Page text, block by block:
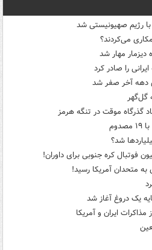
رژیم صهیونیستی شد
می‌کردند؟
مهار شد
را صادر کرد
دهه آخر صفر شد
گل‌گهر
گذرگاه موقت در تنگه هرمز
شد؟
فوتبال کره جنوبی برای داوران!
متحدان آمریکا رسید!
یک دروغ آغاز شد
ایران و آمریکا